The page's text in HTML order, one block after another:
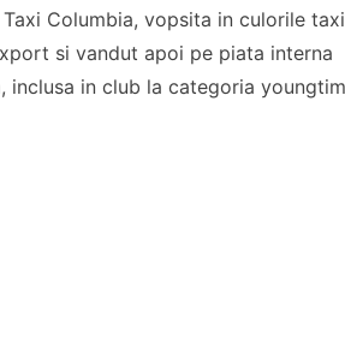
Taxi Columbia, vopsita in culorile
si vandut apoi pe piata interna
inclusa in club la categoria